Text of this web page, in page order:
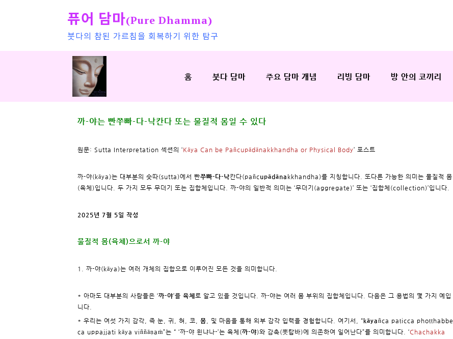
퓨어 담마(Pure Dhamma)
붓다의 참된 가르침을 회복하기 위한 탐구
홈 붓다 담마 주요 담마 개념 리빙 담마 방 안의 코끼리
까-야는 빤쭈빠-다-낙칸다 또는 물질적 몸일 수 있다
원문: Sutta Interpretation 섹션의 ‘Kāya Can be Pañcupādānakkhandha or Physical Body’ 포스트
까-야(kāya)는 대부분의 숫따(sutta)에서 빤쭈빠-다-낙칸다(pañcupādāna kkhandha)를 지칭합니다. 또다른 가능한 의미는 물질적 몸
(육체)입니다. 두 가지 모두 무더기 또는 집합체입니다. 까-야의 일반적 의미는 ‘무더기(aggregate)’ 또는 ‘집합체(collection)’입니다.
2025년 7월 5일 작성
물질적 몸(육체)으로서 까-야
1. 까-야(kāya)는 여러 개체의 집합으로 이루어진 모든 것을 의미합니다.
* 아마도 대부분의 사람들은 ‘까-야’를 육체 로 알고 있을 것입니다. 까-야는 여러 몸 부위의 집합체입니다. 다음은 그 용법의 몇 가지 예입
니다.
* 우리는 여섯 가지 감각, 즉 눈, 귀, 혀, 코, 몸 , 및 마음을 통해 외부 감각 입력을 경험합니다. 여기서, “ kāyañca paṭicca phoṭṭhabbe
ca uppajjati kāya viññāṇaṁ”는 “ ‘까-야 윈냐나-’는 육체(까-야)와 감촉(뽓탑바)에 의존하여 일어난다”를 의미합니다. ‘Chachakka